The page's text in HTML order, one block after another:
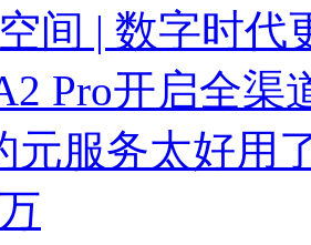
间 | 数字时代
Pro开启全
元服务太好用